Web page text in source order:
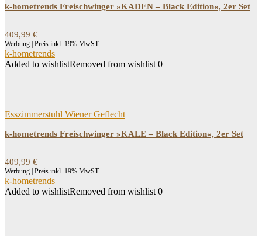
k-hometrends Freischwinger »KADEN – Black Edition«, 2er Set
409,99 €
Werbung | Preis inkl. 19% MwST.
k-hometrends
Added to wishlistRemoved from wishlist 0
Esszimmerstuhl Wiener Geflecht
k-hometrends Freischwinger »KALE – Black Edition«, 2er Set
409,99 €
Werbung | Preis inkl. 19% MwST.
k-hometrends
Added to wishlistRemoved from wishlist 0